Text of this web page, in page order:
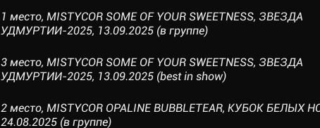
1 место, MISTYCOR SOME OF YOUR SWEETNESS, ЗВЕЗДА
УДМУРТИИ-2025, 13.09.2025 (в группе)
3 место, MISTYCOR SOME OF YOUR SWEETNESS, ЗВЕЗДА
УДМУРТИИ-2025, 13.09.2025 (best in show)
2 место, MISTYCOR OPALINE BUBBLETEAR, КУБОК БЕЛЫХ
24.08.2025 (в группе)